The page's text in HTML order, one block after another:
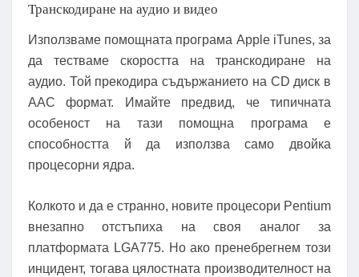
Транскодиране на аудио и видео
Използваме помощната програма Apple iTunes, за
да тестваме скоростта на транскодиране на
аудио. Той прекодира съдържанието на CD диск в
AAC формат. Имайте предвид, че типичната
особеност на тази помощна програма е
способността й да използва само двойка
процесорни ядра.
Колкото и да е странно, новите процесори Pentium
внезапно отстъпиха на своя аналог за
платформата LGA775. Но ако пренебрегнем този
инцидент, тогава цялостната производителност на